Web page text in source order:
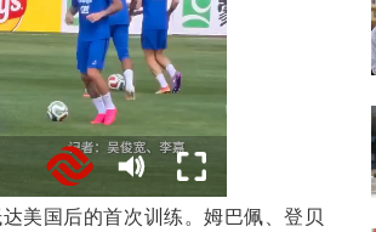
美国后的首次训练。姆巴佩、登贝